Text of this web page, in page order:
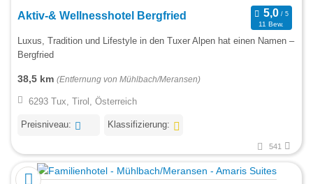
Aktiv-& Wellnesshotel Bergfried
11 Bew.
Luxus, Tradition und Lifestyle in den Tuxer Alpen hat einen Namen –
Bergfried
38,5 km (Entfernung von Mühlbach/Meransen)
6293 Tux, Tirol, Österreich
Preisniveau: Klassifizierung:
541